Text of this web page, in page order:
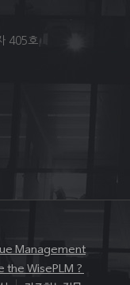
405호
Management
the WisePLM ?